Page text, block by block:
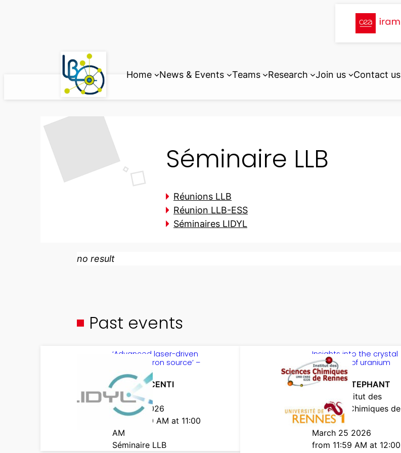
Home News & Events Teams Research Join us Contact us
Séminaire LLB
Réunions LLB
Réunion LLB-ESS
Séminaires LIDYL
no result
Past events
‘Advanced laser-driven
photoneutron source’ –
ALADINS
Henri VINCENTI
LIDYL
June 12 2026
from 10:00 AM at 11:00
AM
Séminaire LLB
Insights into the crystal
chemistry of uranium
sulphides
Thomas STEPHANT
ISCR – Institut des
Sciences Chimiques de
Rennes)
March 25 2026
from 11:59 AM at 12:00